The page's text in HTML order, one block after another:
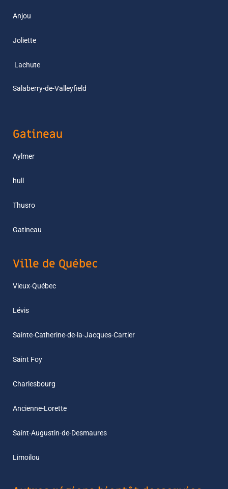
Anjou
Joliette
Lachute
Salaberry-de-Valleyfield
Gatineau
Aylmer
hull
Thusro
Gatineau
Ville de Québec
Vieux-Québec
Lévis
Sainte-Catherine-de-la-Jacques-Cartier
Saint Foy
Charlesbourg
Ancienne-Lorette
Saint-Augustin-de-Desmaures
Limoilou